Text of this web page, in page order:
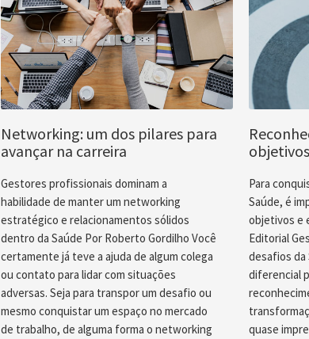
Networking: um dos pilares para
avançar na carreira
Gestores profissionais dominam a
habilidade de manter um networking
estratégico e relacionamentos sólidos
dentro da Saúde Por Roberto Gordilho Você
certamente já teve a ajuda de algum colega
ou contato para lidar com situações
adversas. Seja para transpor um desafio ou
mesmo conquistar um espaço no mercado
de trabalho, de alguma forma o networking
Para
Saúde, é
objetivos e
Editorial
desafios da
diferencial
quase